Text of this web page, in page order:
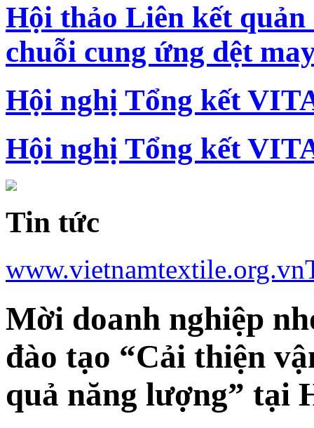
Hội thảo Liên kết
chuỗi cung ứng dệt
Hội nghị Tổng kết
Hội nghị Tổng kết
Tin tức
www.vietnamtextile.org.vn
Mời doanh nghiệp
đào tạo “Cải thiện
quả năng lượng” tại